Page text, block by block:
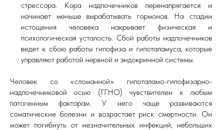
стрессора. Кора надпочечников перенапрягается и
начинает меньше вырабатывать гормонов. На стадии
истощения человека накрывает физическая и
психологическая усталость. Сбой работы надпочечников
ведет к сбою работы гипофиза и гипоталамуса, которые
управляют работой нервной и эндокринной системы.
Человек со «сломанной» гипоталамо-гипофизарно-
надпочечниковой осью (ГГНО) чувствителен к любым
патогенным факторам. У него чаще развиваются
соматические болезни и возрастает риск смертности. Он
может погибнуть от незначительных инфекций, небольших